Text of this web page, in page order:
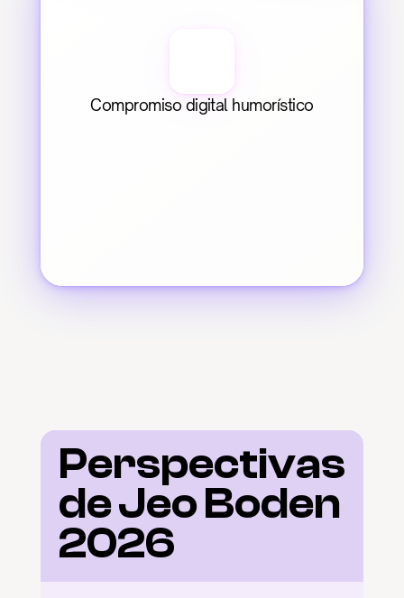
Compromiso digital humorístico
Perspectivas
de Jeo Boden
2026